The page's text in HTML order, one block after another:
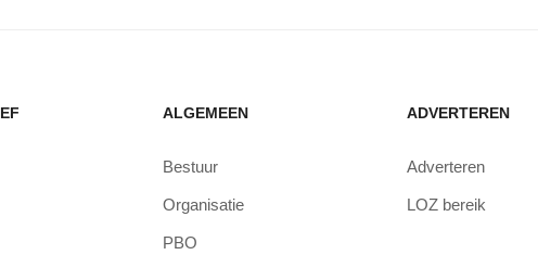
ALGEMEEN
Bestuur
Organisatie
PBO
ADVERTEREN
Adverteren
LOZ bereik